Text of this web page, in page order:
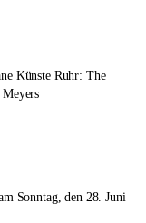
Künste Ruhr: The
Sonntag, den 28. Juni